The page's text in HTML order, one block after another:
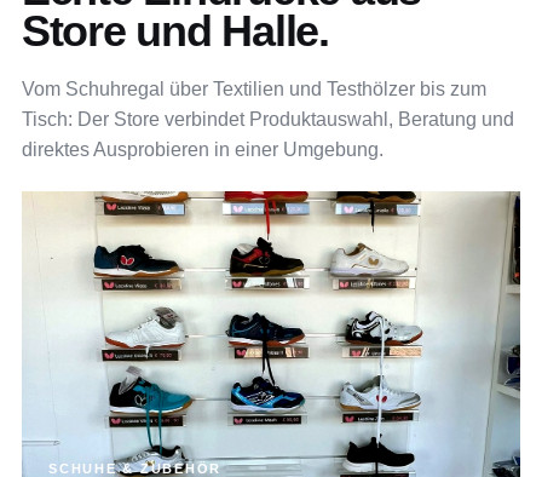
Store und Halle.
Vom Schuhregal über Textilien und Testhölzer bis zum
Tisch: Der Store verbindet Produktauswahl, Beratung und
direktes Ausprobieren in einer Umgebung.
SCHUHE & ZUBEHÖR